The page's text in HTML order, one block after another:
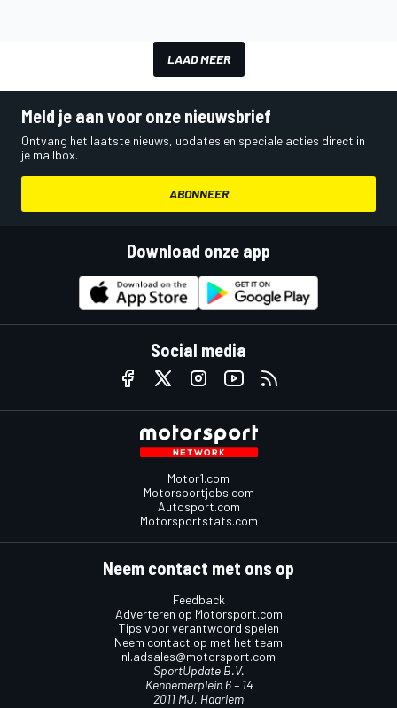
LAAD MEER
Meld je aan voor onze nieuwsbrief
Ontvang het laatste nieuws, updates en speciale acties direct in
je mailbox.
ABONNEER
Download onze app
Social media
Motor1.com
Motorsportjobs.com
Autosport.com
Motorsportstats.com
Neem contact met ons op
Feedback
Adverteren op Motorsport.com
Tips voor verantwoord spelen
Neem contact op met het team
nl.adsales@motorsport.com
SportUpdate B.V.
Kennemerplein 6 – 14
2011 MJ, Haarlem